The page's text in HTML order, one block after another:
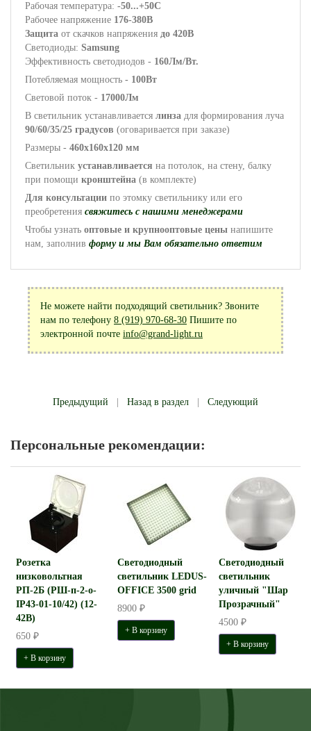
Рабочая температура: -50...+50С
Рабочее напряжение 176-380В
Защита от скачков напряжения до 420В
Светодиоды: Samsung
Эффективность светодиодов - 160Лм/Вт.
Потебляемая мощность - 100Вт
Световой поток - 17000Лм
В светильник устанавливается линза для формирования луча
90/60/35/25 градусов (оговаривается при заказе)
Размеры - 460x160x120 мм
Светильник устанавливается на потолок, на стену, балку
при помощи кронштейна (в комплекте)
Для консультации по этомку светильнику или его
преобретения свяжитесь с нашими менеджерами
Чтобы узнать оптовые и крупнооптовые цены напишите
нам, заполнив форму и мы Вам обязательно ответим
Не можете найти подходящий светильник? Звоните
нам по телефону 8 (919) 970-68-30 Пишите по
электронной почте info@grand-light.ru
Предыдущий Назад в раздел Следующий
Персональные рекомендации:
Розетка
низковольтная
РП-2Б (РШ-п-2-о-
IP43-01-10/42) (12-
42В)
650 ₽
+ В корзину
Светодиодный
светильник LEDUS-
OFFICE 3500 grid
8900 ₽
+ В корзину
Светодиодный
светильник
уличный "Шар
Прозрачный"
4500 ₽
+ В корзину